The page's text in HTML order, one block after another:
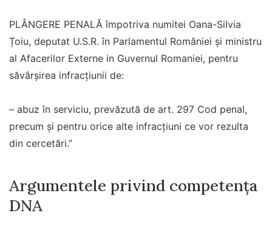
PLÂNGERE PENALĂ împotriva numitei Oana-Silvia
Țoiu, deputat U.S.R. în Parlamentul României și ministru
al Afacerilor Externe in Guvernul Romaniei, pentru
săvârșirea infracțiunii de:
– abuz în serviciu, prevăzută de art. 297 Cod penal,
precum și pentru orice alte infracțiuni ce vor rezulta
din cercetări.”
Argumentele privind competența
DNA